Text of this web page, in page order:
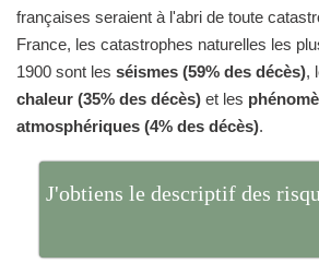
françaises seraient à l'abri de toute
France, les catastrophes naturelles les
1900 sont les séismes (59% des décès),
chaleur (35% des décès) et les
atmosphériques (4% des décès).
J'obtiens le descriptif des